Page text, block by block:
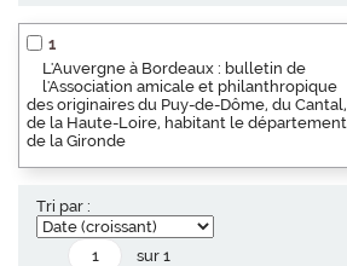
1
L'Auvergne à Bordeaux : bulletin de
l'Association amicale et philanthropique
des originaires du Puy-de-Dôme, du Cantal,
de la Haute-Loire, habitant le département
de la Gironde
Tri par :
sur 1